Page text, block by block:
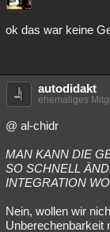
ok das war keine
autodidakt
ehemaliges
@ al-chidr
MAN KANN DIE
SO SCHNELL
INTEGRATION
Nein, wollen wir
Unberechenbarkeit